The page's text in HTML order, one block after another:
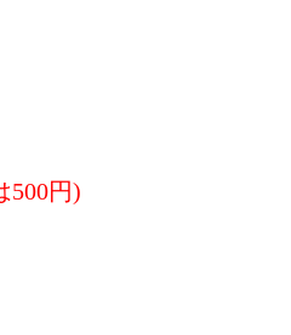
500円)